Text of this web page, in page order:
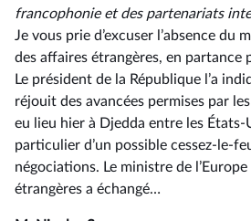
francophonie et des partenariats
Je vous prie d’excuser l’absence du
des affaires étrangères, en partance
Le président de la République l’a
réjouit des avancées permises par
eu lieu hier à Djedda entre les États-
particulier d’un possible cessez-le-
négociations. Le ministre de
étrangères a échangé…